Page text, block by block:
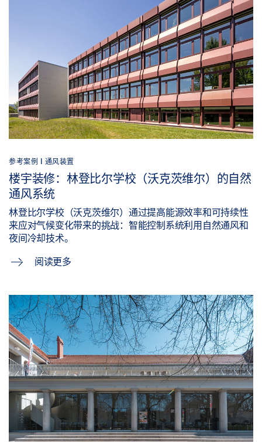
参考案例 | 通风装置
楼宇装修：林登比尔学校（沃克茨维尔）的自然
通风系统
林登比尔学校（沃克茨维尔）通过提高能源效率和可持续性
来应对气候变化带来的挑战：智能控制系统利用自然通风和
夜间冷却技术。
阅读更多